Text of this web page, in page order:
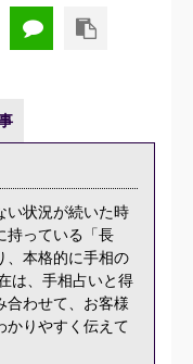
い状況が続いた時
持っている「長
、本格的に手相の
は、手相占いと得
合わせて、お客様
かりやすく伝えて